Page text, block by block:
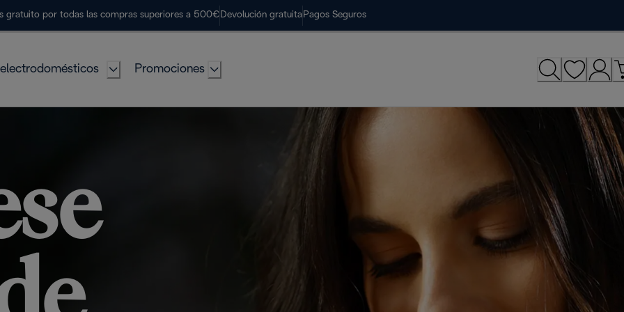
gratuito por todas las compras superiores a 500€ Devolución gratuita Pagos Seguros
Promociones